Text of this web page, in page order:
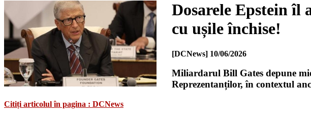
Dosarele Epstein îl
cu ușile închise!
[DCNews] 10/06/2026
Miliardarul Bill Gates depune
Reprezentanților, în contextul
Citiți articolul în pagina : DCNews